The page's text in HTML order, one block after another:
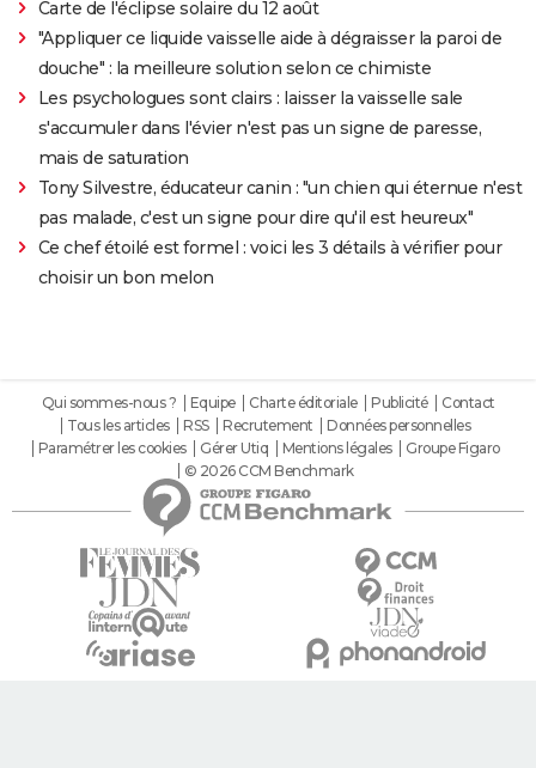
Carte de l'éclipse solaire du 12 août
"Appliquer ce liquide vaisselle aide à dégraisser la paroi de
douche" : la meilleure solution selon ce chimiste
Les psychologues sont clairs : laisser la vaisselle sale
s'accumuler dans l'évier n'est pas un signe de paresse,
mais de saturation
Tony Silvestre, éducateur canin : "un chien qui éternue n'est
pas malade, c'est un signe pour dire qu'il est heureux"
Ce chef étoilé est formel : voici les 3 détails à vérifier pour
choisir un bon melon
Qui sommes-nous ? Equipe Charte éditoriale Publicité
Contact
Tous les articles
RSS Recrutement
Données personnelles
Paramétrer les cookies
Gérer Utiq Mentions légales
Groupe Figaro
© 2026 CCM Benchmark